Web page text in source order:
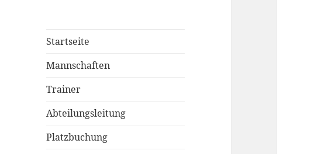
Startseite
Mannschaften
Trainer
Abteilungsleitung
Platzbuchung